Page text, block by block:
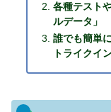
各種テスト
ルデータ」
誰でも簡単
トライクイ